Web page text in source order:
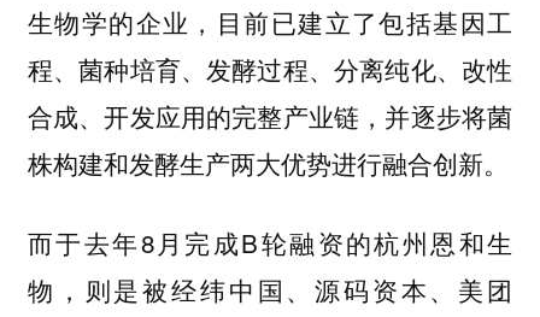
生物学的企业，目前已建立了包括基因工
程、菌种培育、发酵过程、分离纯化、改性
合成、开发应用的完整产业链，并逐步将菌
株构建和发酵生产两大优势进行融合创新。
而于去年8月完成B轮融资的杭州恩和生
物，则是被经纬中国、源码资本、美团